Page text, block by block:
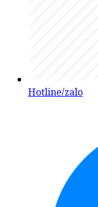
Hotline/zalo